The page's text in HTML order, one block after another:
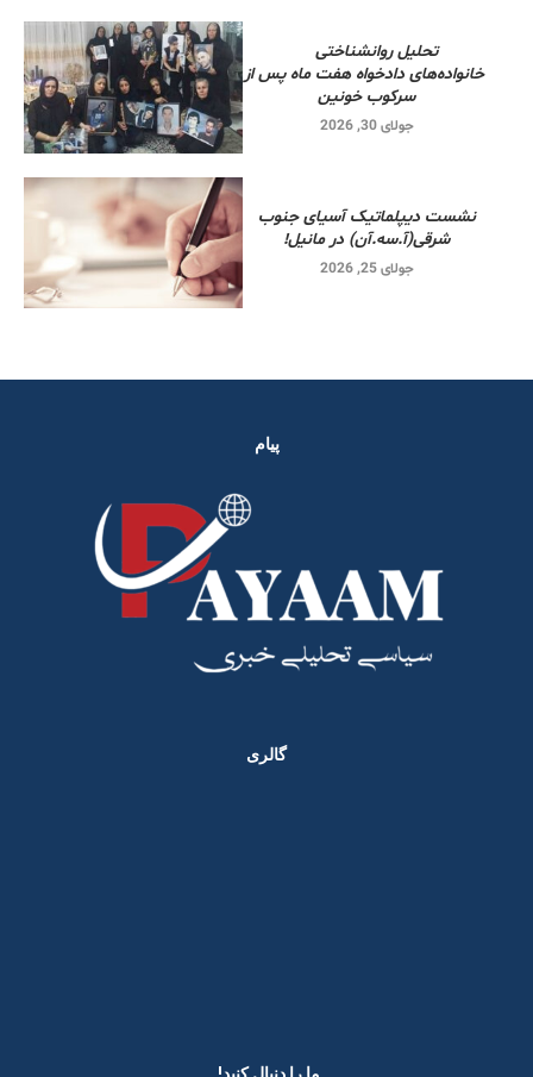
تحلیل روانشناختی
خانواده‌های دادخواه هفت ماه پس از
سرکوب خونین
جولای 30, 2026
نشست دیپلماتیک آسیای جنوب
شرقی‌(آ.سه.آن) در مانیل!
جولای 25, 2026
پیام
گالری
ما را دنبال کنید! ​